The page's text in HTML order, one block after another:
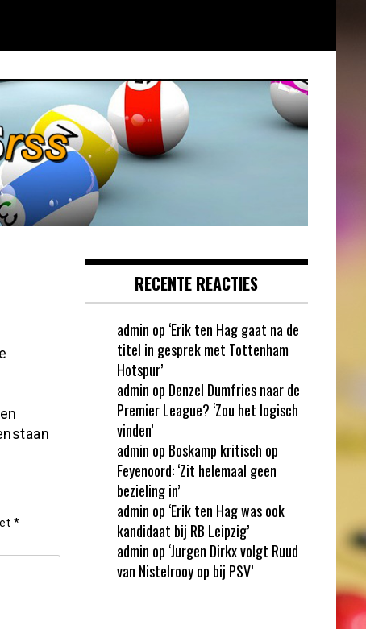
*
RECENTE REACTIES
admin op ‘Erik ten Hag gaat na de
titel in gesprek met Tottenham
Hotspur’
admin op Denzel Dumfries naar de
Premier League? ‘Zou het logisch
vinden’
admin op Boskamp kritisch op
Feyenoord: ‘Zit helemaal geen
bezieling in’
admin op ‘Erik ten Hag was ook
kandidaat bij RB Leipzig’
admin op ‘Jurgen Dirkx volgt Ruud
van Nistelrooy op bij PSV’